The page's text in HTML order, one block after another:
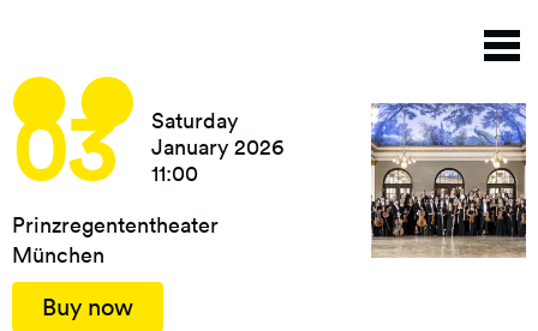
main
content
03
Saturday
January 2026
11:00
Prinzregententheater
München
Buy now